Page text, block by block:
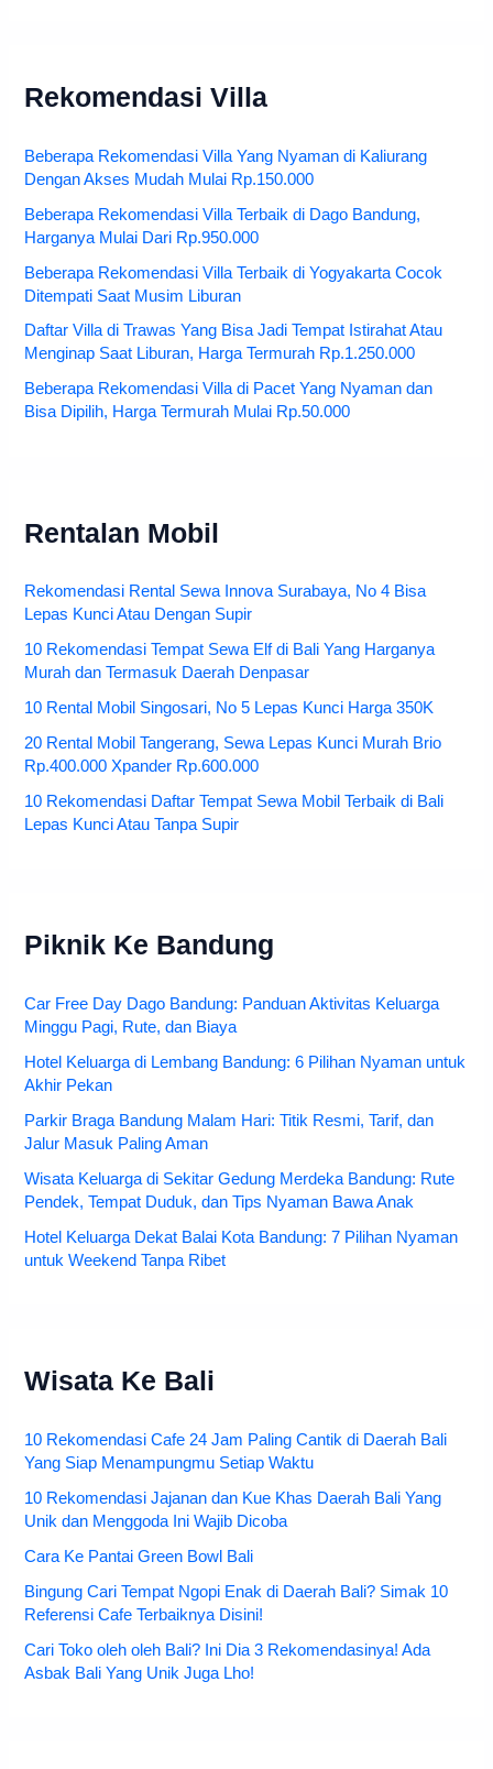
Rekomendasi Villa
Beberapa Rekomendasi Villa Yang Nyaman di Kaliurang
Dengan Akses Mudah Mulai Rp.150.000
Beberapa Rekomendasi Villa Terbaik di Dago Bandung,
Harganya Mulai Dari Rp.950.000
Beberapa Rekomendasi Villa Terbaik di Yogyakarta Cocok
Ditempati Saat Musim Liburan
Daftar Villa di Trawas Yang Bisa Jadi Tempat Istirahat Atau
Menginap Saat Liburan, Harga Termurah Rp.1.250.000
Beberapa Rekomendasi Villa di Pacet Yang Nyaman dan
Bisa Dipilih, Harga Termurah Mulai Rp.50.000
Rentalan Mobil
Rekomendasi Rental Sewa Innova Surabaya, No 4 Bisa
Lepas Kunci Atau Dengan Supir
10 Rekomendasi Tempat Sewa Elf di Bali Yang Harganya
Murah dan Termasuk Daerah Denpasar
10 Rental Mobil Singosari, No 5 Lepas Kunci Harga 350K
20 Rental Mobil Tangerang, Sewa Lepas Kunci Murah Brio
Rp.400.000 Xpander Rp.600.000
10 Rekomendasi Daftar Tempat Sewa Mobil Terbaik di Bali
Lepas Kunci Atau Tanpa Supir
Piknik Ke Bandung
Car Free Day Dago Bandung: Panduan Aktivitas Keluarga
Minggu Pagi, Rute, dan Biaya
Hotel Keluarga di Lembang Bandung: 6 Pilihan Nyaman untuk
Akhir Pekan
Parkir Braga Bandung Malam Hari: Titik Resmi, Tarif, dan
Jalur Masuk Paling Aman
Wisata Keluarga di Sekitar Gedung Merdeka Bandung: Rute
Pendek, Tempat Duduk, dan Tips Nyaman Bawa Anak
Hotel Keluarga Dekat Balai Kota Bandung: 7 Pilihan Nyaman
untuk Weekend Tanpa Ribet
Wisata Ke Bali
10 Rekomendasi Cafe 24 Jam Paling Cantik di Daerah Bali
Yang Siap Menampungmu Setiap Waktu
10 Rekomendasi Jajanan dan Kue Khas Daerah Bali Yang
Unik dan Menggoda Ini Wajib Dicoba
Cara Ke Pantai Green Bowl Bali
Bingung Cari Tempat Ngopi Enak di Daerah Bali? Simak 10
Referensi Cafe Terbaiknya Disini!
Cari Toko oleh oleh Bali? Ini Dia 3 Rekomendasinya! Ada
Asbak Bali Yang Unik Juga Lho!